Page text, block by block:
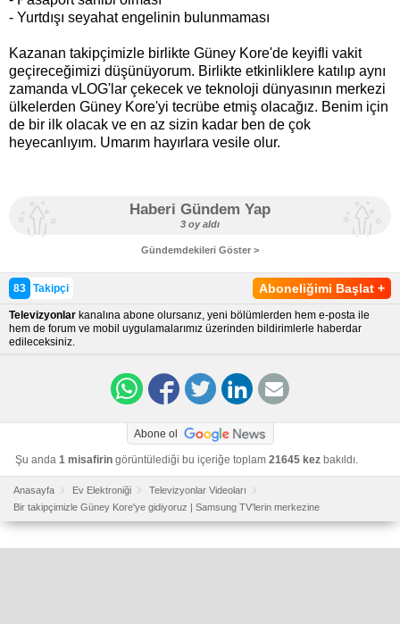
- Yurtdışı seyahat engelinin bulunmaması
Kazanan takipçimizle birlikte Güney Kore'de keyifli vakit
geçireceğimizi düşünüyorum. Birlikte etkinliklere katılıp aynı
zamanda vLOG'lar çekecek ve teknoloji dünyasının merkezi
ülkelerden Güney Kore'yi tecrübe etmiş olacağız. Benim için
de bir ilk olacak ve en az sizin kadar ben de çok
heyecanlıyım. Umarım hayırlara vesile olur.
Haberi Gündem Yap
3 oy aldı
Gündemdekileri Göster >
Aboneliğimi Başlat +
83 Takipçi
Televizyonlar kanalına abone olursanız, yeni bölümlerden hem e-posta ile
hem de forum ve mobil uygulamalarımız üzerinden bildirimlerle haberdar
edileceksiniz.
Abone ol
Şu anda 1 misafirin görüntülediği bu içeriğe toplam 21645 kez bakıldı.
Anasayfa Ev Elektroniği
Televizyonlar Videoları
Bir takipçimizle Güney Kore'ye gidiyoruz | Samsung TV'lerin merkezine